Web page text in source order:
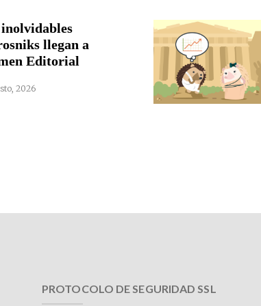
llegan a
Editorial
2026
PROTOCOLO DE SEGURIDAD SSL